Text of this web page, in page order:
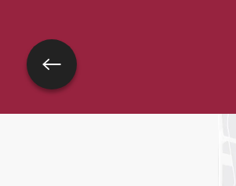
Torna indietro